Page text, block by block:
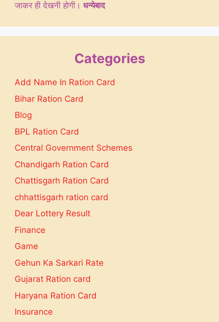
जाकर ही देखनी होगी। धन्येबाद
Categories
Add Name In Ration Card
Bihar Ration Card
Blog
BPL Ration Card
Central Government Schemes
Chandigarh Ration Card
Chattisgarh Ration Card
chhattisgarh ration card
Dear Lottery Result
Finance
Game
Gehun Ka Sarkari Rate
Gujarat Ration card
Haryana Ration Card
Insurance